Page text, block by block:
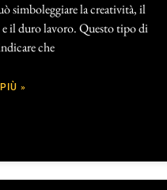
simboleggiare la creatività, il
il duro lavoro. Questo tipo di
che
»